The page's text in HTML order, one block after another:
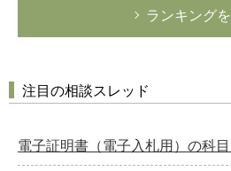
ランキング
注目の相談スレッド
電子証明書（電子入札用）の科